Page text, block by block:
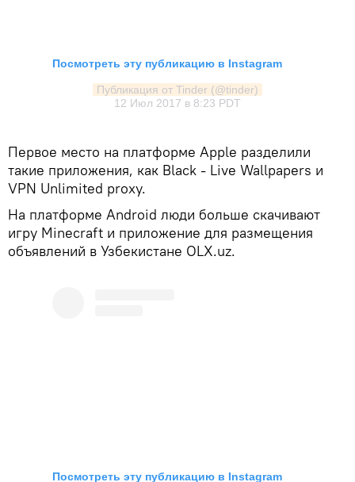
Посмотреть эту публикацию в Instagram
Публикация от Tinder (@tinder)
12 Июл 2017 в 8:23 PDT
Первое место на платформе Apple разделили
такие приложения, как Black - Live Wallpapers и
VPN Unlimited proxy.
На платформе Android люди больше скачивают
игру Minecraft и приложение для размещения
объявлений в Узбекистане OLX.uz.
Посмотреть эту публикацию в Instagram